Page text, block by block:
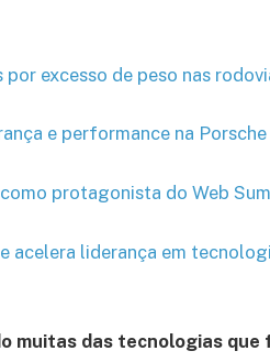
excesso de peso nas
e performance na Porsche
protagonista do Web
acelera liderança em
muitas das tecnologias que